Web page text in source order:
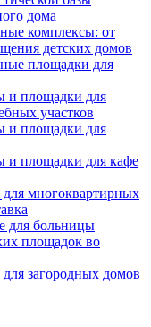
дома
комплексы: от
детских домов
площадки для
и площадки для
участков
и площадки для
и площадки для кафе
многоквартирных
для больницы
площадок во
загородных домов